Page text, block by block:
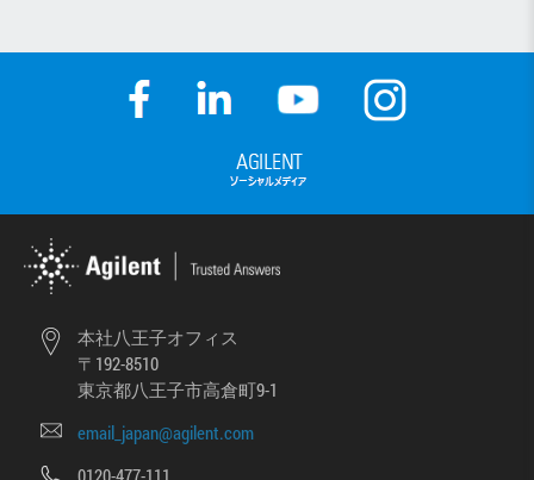
本社八王子オフィス
〒192-8510
東京都八王子市高倉町9-1
email_japan@agilent.com
0120-477-111